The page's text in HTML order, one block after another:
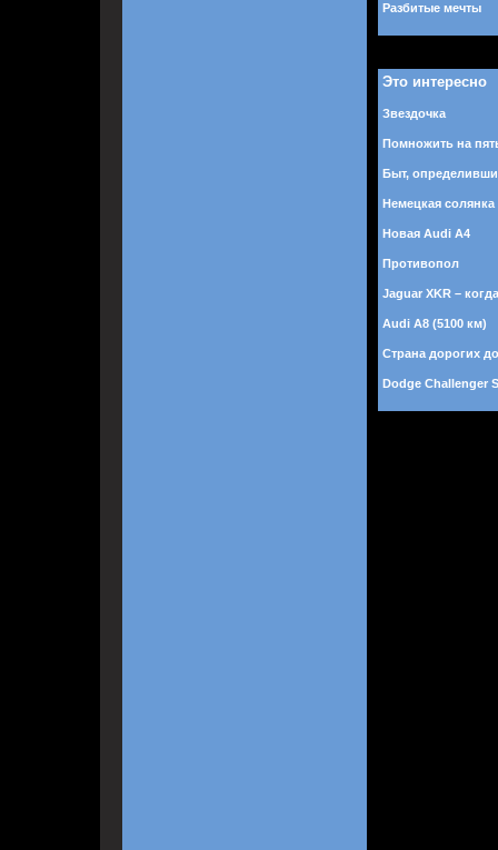
Разбитые мечты
Это интересно
Звездочка
Помножить на
Быт,
Немецкая солянка
Новая Audi A4
Противопол
Jaguar XKR –
Audi A8 (5100 км)
Страна дорогих
Dodge Challenger